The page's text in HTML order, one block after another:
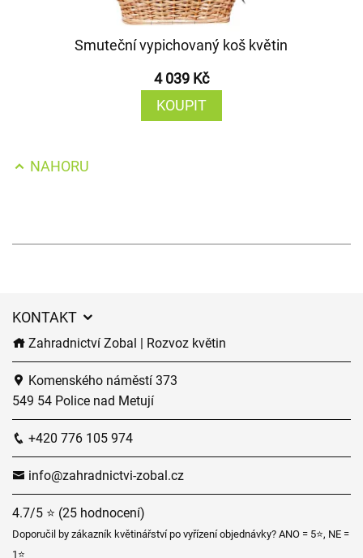
Smuteční vypichovaný koš květin
4 039 Kč
KOUPIT
NAHORU
KONTAKT
Zahradnictví Zobal | Rozvoz květin
Komenského náměstí 373
549 54 Police nad Metují
+420 776 105 974
info@zahradnictvi-zobal.cz
4.7/5 ⭐ (25 hodnocení)
Doporučil by zákazník květinářství po vyřízení objednávky? ANO = 5⭐, NE =
1⭐